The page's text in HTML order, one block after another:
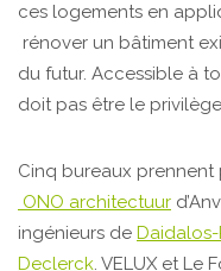
ces logements en
rénover un bâtiment
du futur. Accessible à
doit pas être le
Cinq bureaux prennent
ONO architectuur
ingénieurs de
Declerck. VELUX et Le